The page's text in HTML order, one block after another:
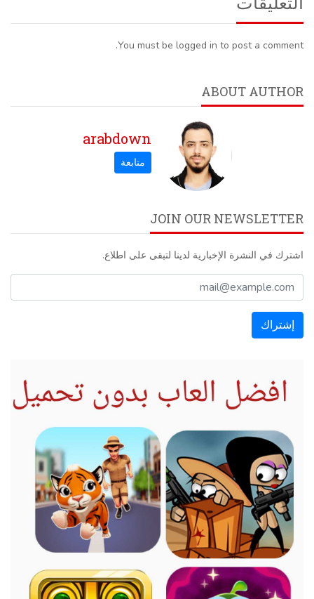
You must be logged in to post a comment.
ABOUT AUTHOR
arabdown
JOIN OUR NEWSLETTER
اشترك في النشرة الإخبارية لدينا لتبقى على اطلاع.